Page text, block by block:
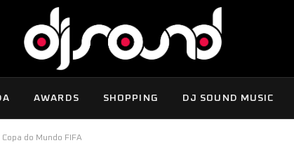
AWARDS SHOPPING DJ SOUND MUSIC
do Mundo FIFA